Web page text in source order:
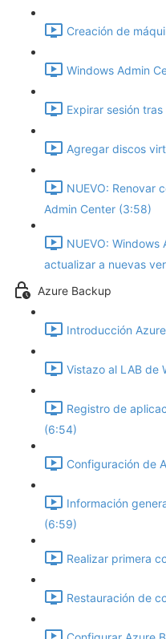
Creación de
Windows Admin
Expirar sesión
Agregar discos
NUEVO: Renovar
Admin Center (3:58)
NUEVO:
actualizar a nuevas
Azure Backup
Introducción
Vistazo al LAB de
Registro de
(6:54)
Configuración de
Información
(6:59)
Realizar primera
Restauración de